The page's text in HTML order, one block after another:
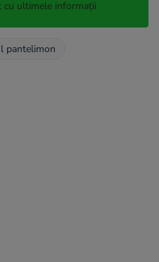
cu ultimele informații
pantelimon